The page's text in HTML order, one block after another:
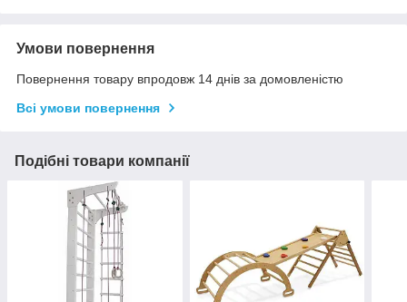
Умови повернення
Повернення товару впродовж 14 днів за домовленістю
Всі умови повернення
Подібні товари компанії